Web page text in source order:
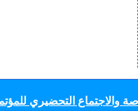
والاجتماع التحضيري